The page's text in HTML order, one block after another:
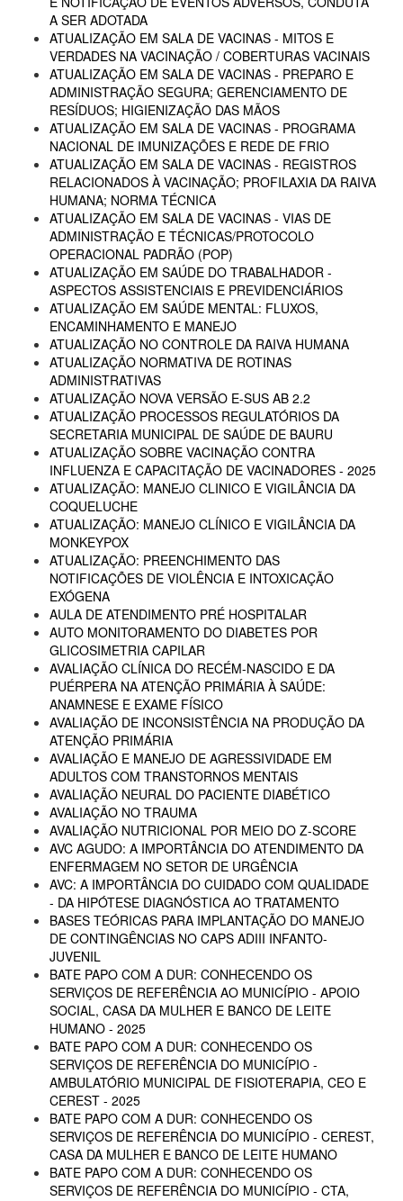
A SER ADOTADA
ATUALIZAÇÃO EM SALA DE VACINAS - MITOS E
VERDADES NA VACINAÇÃO / COBERTURAS VACINAIS
ATUALIZAÇÃO EM SALA DE VACINAS - PREPARO E
ADMINISTRAÇÃO SEGURA; GERENCIAMENTO DE
RESÍDUOS; HIGIENIZAÇÃO DAS MÃOS
ATUALIZAÇÃO EM SALA DE VACINAS - PROGRAMA
NACIONAL DE IMUNIZAÇÕES E REDE DE FRIO
ATUALIZAÇÃO EM SALA DE VACINAS - REGISTROS
RELACIONADOS À VACINAÇÃO; PROFILAXIA DA RAIVA
HUMANA; NORMA TÉCNICA
ATUALIZAÇÃO EM SALA DE VACINAS - VIAS DE
ADMINISTRAÇÃO E TÉCNICAS/PROTOCOLO
OPERACIONAL PADRÃO (POP)
ATUALIZAÇÃO EM SAÚDE DO TRABALHADOR -
ASPECTOS ASSISTENCIAIS E PREVIDENCIÁRIOS
ATUALIZAÇÃO EM SAÚDE MENTAL: FLUXOS,
ENCAMINHAMENTO E MANEJO
ATUALIZAÇÃO NO CONTROLE DA RAIVA HUMANA
ATUALIZAÇÃO NORMATIVA DE ROTINAS
ADMINISTRATIVAS
ATUALIZAÇÃO NOVA VERSÃO E-SUS AB 2.2
ATUALIZAÇÃO PROCESSOS REGULATÓRIOS DA
SECRETARIA MUNICIPAL DE SAÚDE DE BAURU
ATUALIZAÇÃO SOBRE VACINAÇÃO CONTRA
INFLUENZA E CAPACITAÇÃO DE VACINADORES - 2025
ATUALIZAÇÃO: MANEJO CLINICO E VIGILÂNCIA DA
COQUELUCHE
ATUALIZAÇÃO: MANEJO CLÍNICO E VIGILÂNCIA DA
MONKEYPOX
ATUALIZAÇÃO: PREENCHIMENTO DAS
NOTIFICAÇÕES DE VIOLÊNCIA E INTOXICAÇÃO
EXÓGENA
AULA DE ATENDIMENTO PRÉ HOSPITALAR
AUTO MONITORAMENTO DO DIABETES POR
GLICOSIMETRIA CAPILAR
AVALIAÇÃO CLÍNICA DO RECÉM-NASCIDO E DA
PUÉRPERA NA ATENÇÃO PRIMÁRIA À SAÚDE:
ANAMNESE E EXAME FÍSICO
AVALIAÇÃO DE INCONSISTÊNCIA NA PRODUÇÃO DA
ATENÇÃO PRIMÁRIA
AVALIAÇÃO E MANEJO DE AGRESSIVIDADE EM
ADULTOS COM TRANSTORNOS MENTAIS
AVALIAÇÃO NEURAL DO PACIENTE DIABÉTICO
AVALIAÇÃO NO TRAUMA
AVALIAÇÃO NUTRICIONAL POR MEIO DO Z-SCORE
AVC AGUDO: A IMPORTÂNCIA DO ATENDIMENTO DA
ENFERMAGEM NO SETOR DE URGÊNCIA
AVC: A IMPORTÂNCIA DO CUIDADO COM QUALIDADE
- DA HIPÓTESE DIAGNÓSTICA AO TRATAMENTO
BASES TEÓRICAS PARA IMPLANTAÇÃO DO MANEJO
DE CONTINGÊNCIAS NO CAPS ADIII INFANTO-
JUVENIL
BATE PAPO COM A DUR: CONHECENDO OS
SERVIÇOS DE REFERÊNCIA AO MUNICÍPIO - APOIO
SOCIAL, CASA DA MULHER E BANCO DE LEITE
HUMANO - 2025
BATE PAPO COM A DUR: CONHECENDO OS
SERVIÇOS DE REFERÊNCIA DO MUNICÍPIO -
AMBULATÓRIO MUNICIPAL DE FISIOTERAPIA, CEO E
CEREST - 2025
BATE PAPO COM A DUR: CONHECENDO OS
SERVIÇOS DE REFERÊNCIA DO MUNICÍPIO - CEREST,
CASA DA MULHER E BANCO DE LEITE HUMANO
BATE PAPO COM A DUR: CONHECENDO OS
SERVIÇOS DE REFERÊNCIA DO MUNICÍPIO - CTA,